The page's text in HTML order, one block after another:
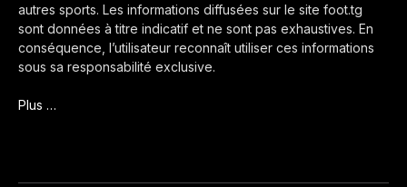
autres sports. Les informations diffusées sur le site foot.tg
sont données à titre indicatif et ne sont pas exhaustives. En
conséquence, l’utilisateur reconnaît utiliser ces informations
sous sa responsabilité exclusive.
Plus …